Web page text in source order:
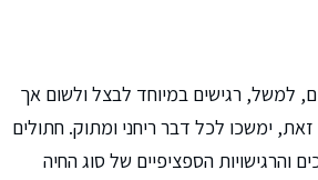
למשל, רגישים במיוחד לבצל ולשום אך
ימשכו לכל דבר ריחני ומתוק. חתולים
והרגישויות הספציפיים של סוג החיה